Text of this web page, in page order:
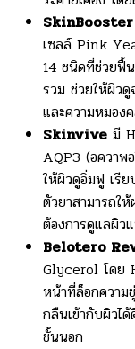
SkinBooster
เซลล์ Pink
14 ชนิดที่ช่วยฟื้
รวม ช่วยให้ผิว
และความหมอง
Skinvive มี
AQP3 (อควาพ
ให้ผิวดูอิ่มฟู เรีย
ตัวยาสามารถใ
ต้องการดูแลผิว
Belotero
Glycerol โดย
หน้าที่ล็อกความ
กลืนเข้ากับผิวไ
ชั้นนอก